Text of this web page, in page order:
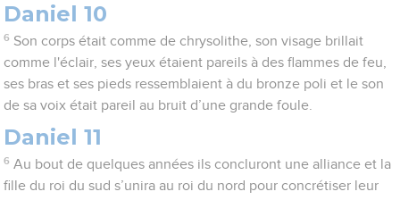
Daniel 10
6 Son corps était comme de chrysolithe, son visage brillait
comme l'éclair, ses yeux étaient pareils à des flammes de feu,
ses bras et ses pieds ressemblaient à du bronze poli et le son
de sa voix était pareil au bruit d’une grande foule.
Daniel 11
6 Au bout de quelques années ils concluront une alliance et la
fille du roi du sud s’unira au roi du nord pour concrétiser leur